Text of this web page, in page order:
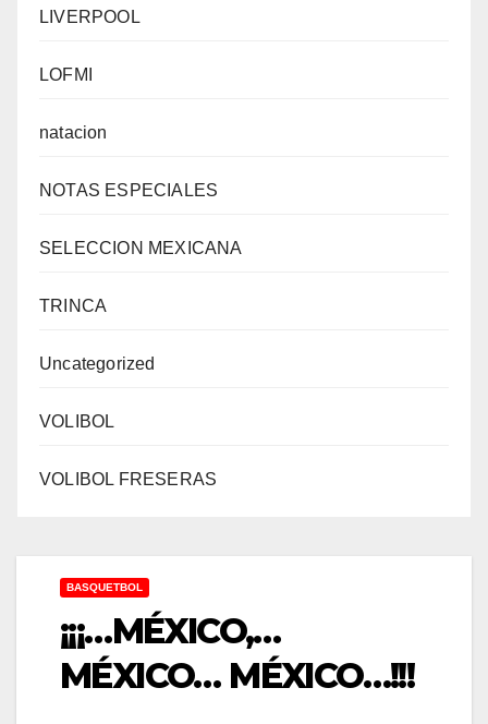
LIVERPOOL
LOFMI
natacion
NOTAS ESPECIALES
SELECCION MEXICANA
TRINCA
Uncategorized
VOLIBOL
VOLIBOL FRESERAS
BASQUETBOL
¡¡¡…MÉXICO,…
MÉXICO… MÉXICO…!!!